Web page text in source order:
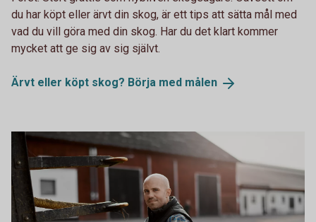
du har köpt eller ärvt din skog, är ett tips att sätta mål med
vad du vill göra med din skog. Har du det klart kommer
mycket att ge sig av sig självt.
Ärvt eller köpt skog? Börja med målen